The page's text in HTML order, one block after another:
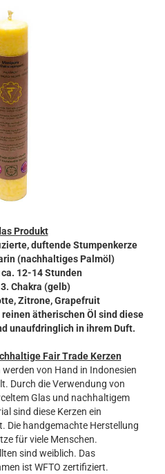
Produkt
duftende Stumpenkerze
(nachhaltiges Palmöl)
12-14 Stunden
Chakra (gelb)
Zitrone, Grapefruit
ätherischen Öl sind diese
unaufdringlich in ihrem Duft.
Fair Trade Kerzen
von Hand in Indonesien
Durch die Verwendung von
Glas und nachhaltigem
sind diese Kerzen ein
Die handgemachte Herstellung
für viele Menschen.
sind weiblich. Das
ist WFTO zertifiziert.